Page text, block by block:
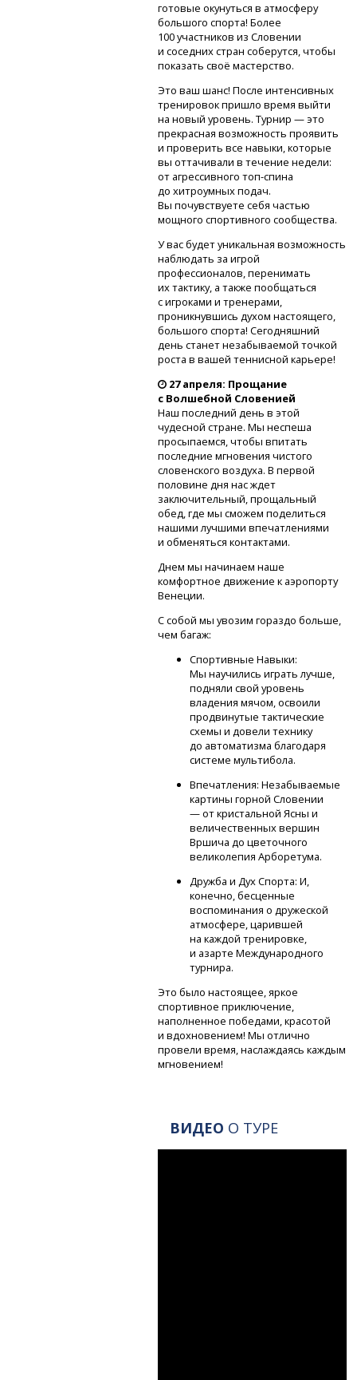
готовые окунуться в атмосферу
большого спорта! Более
100 участников из Словении
и соседних стран соберутся, чтобы
показать своё мастерство.
Это ваш шанс! После интенсивных
тренировок пришло время выйти
на новый уровень. Турнир — это
прекрасная возможность проявить
и проверить все навыки, которые
вы оттачивали в течение недели:
от агрессивного топ-спина
до хитроумных подач.
Вы почувствуете себя частью
мощного спортивного сообщества.
У вас будет уникальная возможность
наблюдать за игрой
профессионалов, перенимать
их тактику, а также пообщаться
с игроками и тренерами,
проникнувшись духом настоящего,
большого спорта! Сегодняшний
день станет незабываемой точкой
роста в вашей теннисной карьере!
27 апреля: Прощание
с Волшебной Словенией
Наш последний день в этой
чудесной стране. Мы неспеша
просыпаемся, чтобы впитать
последние мгновения чистого
словенского воздуха. В первой
половине дня нас ждет
заключительный, прощальный
обед, где мы сможем поделиться
нашими лучшими впечатлениями
и обменяться контактами.
Днем мы начинаем наше
комфортное движение к аэропорту
Венеции.
С собой мы увозим гораздо больше,
чем багаж:
Спортивные Навыки:
Мы научились играть лучше,
подняли свой уровень
владения мячом, освоили
продвинутые тактические
схемы и довели технику
до автоматизма благодаря
системе мультибола.
Впечатления: Незабываемые
картины горной Словении
— от кристальной Ясны и
величественных вершин
Вршича до цветочного
великолепия Арборетума.
Дружба и Дух Спорта: И,
конечно, бесценные
воспоминания о дружеской
атмосфере, царившей
на каждой тренировке,
и азарте Международного
турнира.
Это было настоящее, яркое
спортивное приключение,
наполненное победами, красотой
и вдохновением! Мы отлично
провели время, наслаждаясь каждым
мгновением!
ВИДЕО О ТУРЕ